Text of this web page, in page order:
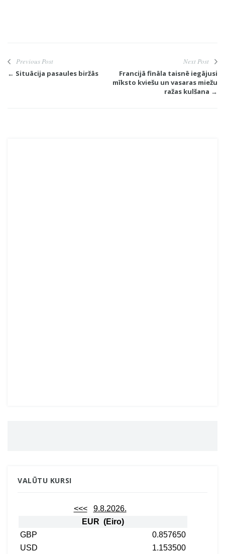
Previous Post
← Situācija pasaules biržās
Next Post
Francijā fināla taisnē iegājusi
mīksto kviešu un vasaras miežu
ražas kulšana →
VALŪTU KURSI